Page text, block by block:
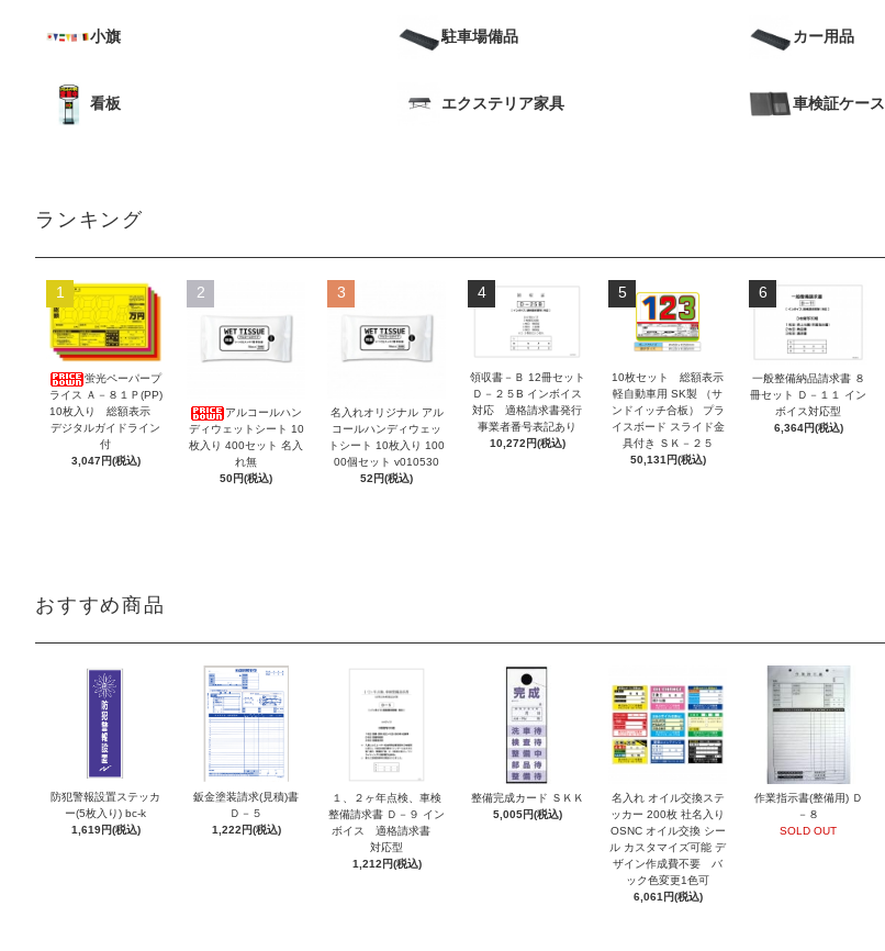
小旗
看板
駐車場備品
エクステリア家具
カー用品
車検証ケース
ランキング
1
蛍光ペーパープ
ライス Ａ－８１Ｐ(PP)
10枚入り 総額表示
デジタルガイドライン
付
3,047円(税込)
2
アルコールハン
ディウェットシート 10
枚入り 400セット 名入
れ無
50円(税込)
3
名入れオリジナル アル
コールハンディウェッ
トシート 10枚入り 100
00個セット v010530
52円(税込)
4
領収書－Ｂ 12冊セット
Ｄ－２５B インボイス
対応 適格請求書発行
事業者番号表記あり
10,272円(税込)
5
10枚セット 総額表示
軽自動車用 SK製 （サ
ンドイッチ合板） プラ
イスボード スライド金
具付き ＳＫ－２５
50,131円(税込)
6
一般整備納品請求書 ８
冊セット Ｄ－１１ イン
ボイス対応型
6,364円(税込)
おすすめ商品
防犯警報設置ステッカ
ー(5枚入り) bc-k
1,619円(税込)
鈑金塗装請求(見積)書
Ｄ－５
1,222円(税込)
１、２ヶ年点検、車検
整備請求書 Ｄ－９ イン
ボイス 適格請求書
対応型
1,212円(税込)
整備完成カード ＳＫＫ
5,005円(税込)
名入れ オイル交換ステ
ッカー 200枚 社名入り
OSNC オイル交換 シー
ル カスタマイズ可能 デ
ザイン作成費不要 バ
ック色変更1色可
6,061円(税込)
作業指示書(整備用) Ｄ
－８
SOLD OUT